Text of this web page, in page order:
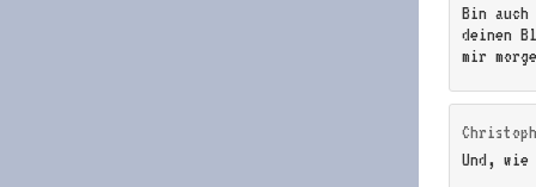
Bin
deinen
mir
Und, wie